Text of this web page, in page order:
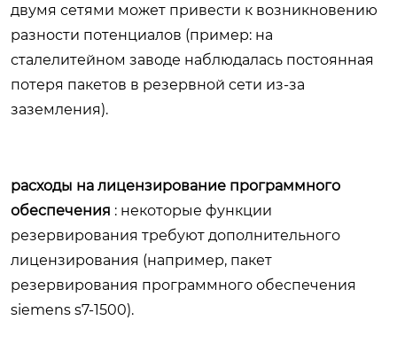
двумя сетями может привести к возникновению
разности потенциалов (пример: на
сталелитейном заводе наблюдалась постоянная
потеря пакетов в резервной сети из-за
заземления).
расходы на лицензирование программного
обеспечения : некоторые функции
резервирования требуют дополнительного
лицензирования (например, пакет
резервирования программного обеспечения
siemens s7-1500).